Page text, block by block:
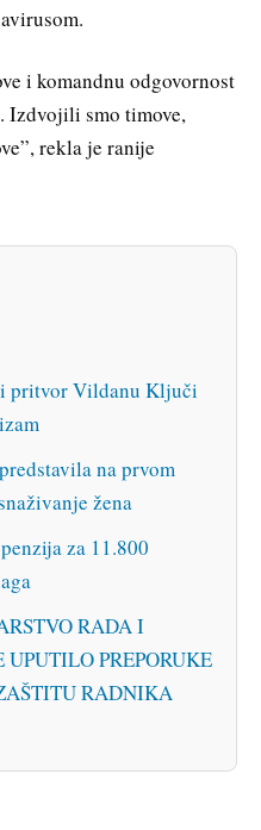
i komandnu odgovornost
smo timove,
rekla je ranije
pritvor Vildanu Ključi
na prvom
žena
za 11.800
RADA I
PREPORUKE
RADNIKA